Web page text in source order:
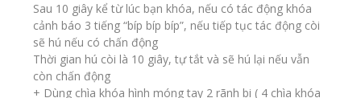
Sau 10 giây kể từ lúc bạn khóa, nếu có tác động khóa
cảnh báo 3 tiếng “bíp bíp bíp”, nếu tiếp tục tác động còi
sẽ hú nếu có chấn động
Thời gian hú còi là 10 giây, tự tắt và sẽ hú lại nếu vẫn
còn chấn động
+ Dùng chìa khóa hình móng tay 2 rãnh bi ( 4 chìa khóa